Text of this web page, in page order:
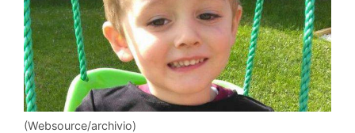
(Websource/archivio)